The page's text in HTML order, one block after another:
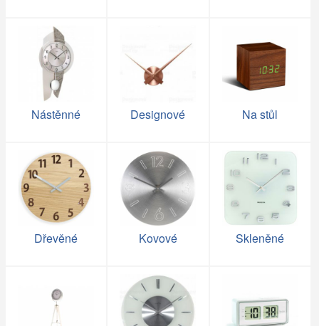
Nástěnné Designové Na stůl
Dřevěné Kovové Skleněné